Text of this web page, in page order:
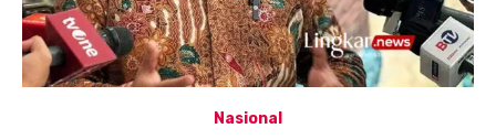
Nasional